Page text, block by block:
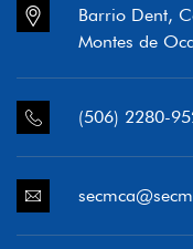
Barrio Dent,
Montes de
(506) 2280-